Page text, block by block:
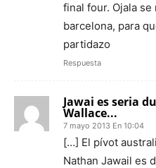
final four. Ojala
barcelona, para
partidazo
Respuesta
Jawai es seria
Wallace...
7 mayo 2013 En 10:04
[…] El pívot
Nathan Jawail es